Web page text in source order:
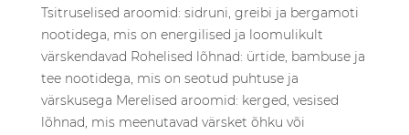
Tsitruselised aroomid: sidruni, greibi ja bergamoti
nootidega, mis on energilised ja loomulikult
värskendavad Rohelised lõhnad: ürtide, bambuse ja
tee nootidega, mis on seotud puhtuse ja
värskusega Merelised aroomid: kerged, vesised
lõhnad, mis meenutavad värsket õhku või